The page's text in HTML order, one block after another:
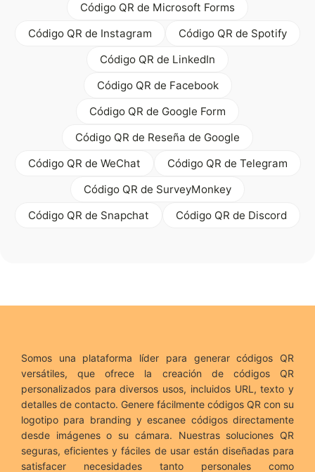
Código QR de Microsoft Forms
Código QR de Instagram
Código QR de Spotify
Código QR de LinkedIn
Código QR de Facebook
Código QR de Google Form
Código QR de Reseña de Google
Código QR de WeChat
Código QR de Telegram
Código QR de SurveyMonkey
Código QR de Snapchat
Código QR de Discord
Somos una plataforma líder para generar códigos QR
versátiles, que ofrece la creación de códigos QR
personalizados para diversos usos, incluidos URL, texto y
detalles de contacto. Genere fácilmente códigos QR con su
logotipo para branding y escanee códigos directamente
desde imágenes o su cámara. Nuestras soluciones QR
seguras, eficientes y fáciles de usar están diseñadas para
satisfacer necesidades tanto personales como